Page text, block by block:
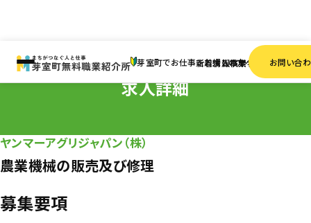
芽室町でお仕事をお探しの方へ
新着情報求人検索事業者一覧お問い合
求人詳細
ヤンマーアグリジャパン（株）
農業機械の販売及び修理
募集要項